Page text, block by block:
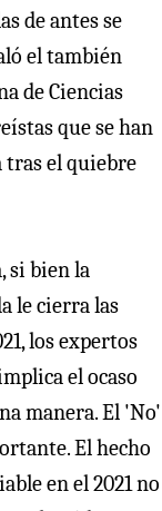
de antes se
el también
de Ciencias
que se han
el quiebre
si bien la
le cierra las
los expertos
el ocaso
manera. El 'No'
El hecho
en el 2021 no